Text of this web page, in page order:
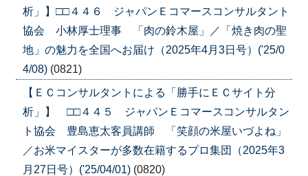
析」】□□４４６ ジャパンＥコマースコンサルタント
協会 小林厚士理事 「肉の鈴木屋」／「焼き肉の聖
地」の魅力を全国へお届け（2025年4月3日号）('25/0
4/08) (0821)
【ＥＣコンサルタントによる「勝手にＥＣサイト分
析」】 □□４４５ ジャパンＥコマースコンサルタン
ト協会 豊島恵太客員講師 「笑顔の米屋いづよね」
／お米マイスターが多数在籍するプロ集団（2025年3
月27日号）('25/04/01) (0820)